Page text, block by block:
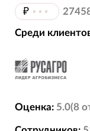
Перформанс-
Стратегия
₽ •••
Среди
Оценка: 5.0(8